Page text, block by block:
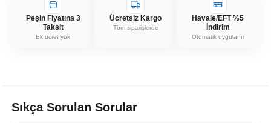
Peşin Fiyatına 3
Taksit
Ek ücret yok
Ücretsiz Kargo
Tüm siparişlerde
Havale/EFT %5
İndirim
Otomatik uygulanır
Sıkça Sorulan Sorular